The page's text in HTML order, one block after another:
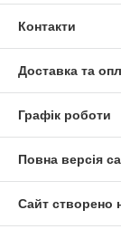
Контакти
Доставка та
Графік роботи
Повна версія
Сайт створено